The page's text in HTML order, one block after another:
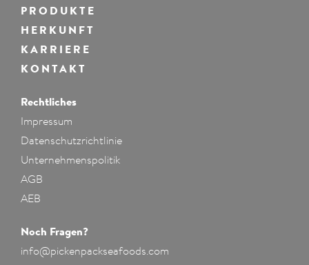
PRODUKTE
HERKUNFT
KARRIERE
KONTAKT
Rechtliches
Impressum
Datenschutzrichtlinie
Unternehmenspolitik
AGB
AEB
Noch Fragen?
info@pickenpackseafoods.com